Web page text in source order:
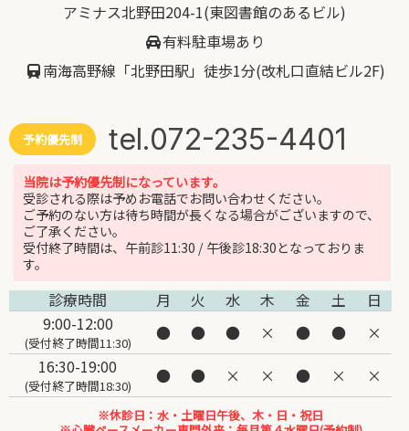
アミナス北野田204-1(東図書館のあるビル)
有料駐車場あり
南海高野線「北野田駅」徒歩1分(改札口直結ビル2F)
予約優先制 tel.072-235-4401
当院は予約優先制になっています。
受診される際は予めお電話でお問い合わせください。
ご予約のない方は待ち時間が長くなる場合がございますので、
ご了承ください。
受付終了時間は、午前診11:30 / 午後診18:30となっておりま
す。
診療時間 月 火 水 木 金 土
日
9:00-12:00
(受付終了時間11:30) ● ● ● × ● ●
×
16:30-19:00
(受付終了時間18:30) ● ● × × ● × ×
※休診日：水・土曜日午後、木・日・祝日